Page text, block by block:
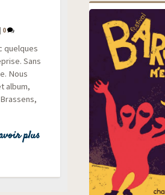
0
quelques
Sans
Nous
album,
plus